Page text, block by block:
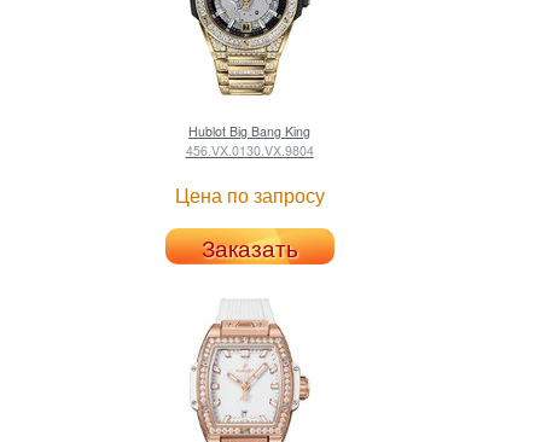
Hublot Big Bang King
456.VX.0130.VX.9804
Цена по запросу
Заказать